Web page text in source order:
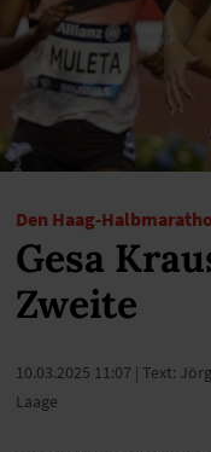
Den Haag-
Gesa
Zweite
10.03.2025 11:07 | Text:
Laage